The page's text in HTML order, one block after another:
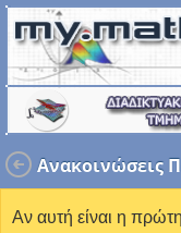
Αν αυτή είναι η